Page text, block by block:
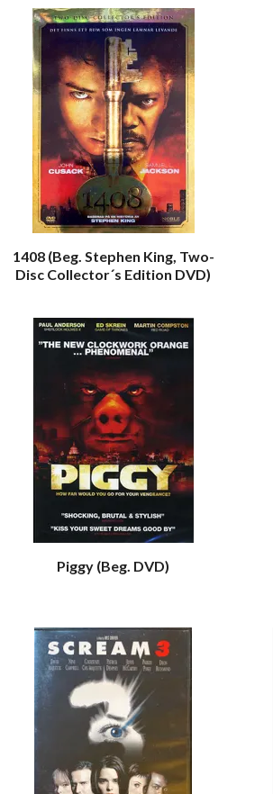
1408 (Beg. Stephen King, Two-
Disc Collector´s Edition DVD)
Piggy (Beg. DVD)